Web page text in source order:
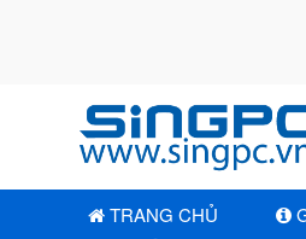
TRANG CHỦ